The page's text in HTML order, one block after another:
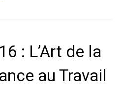
: L’Art de la
au Travail